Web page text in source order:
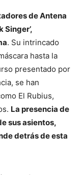
de Antena
Singer’,
. Su intrincado
hasta la
presentado por
se han
El Rubius,
La presencia de
sus asientos,
detrás de esta